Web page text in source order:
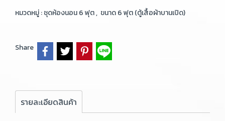
หมวดหมู่ :ชุดห้องนอน 6 ฟุต, ขนาด 6 ฟุต (ตู้เสื้อผ้าบานเปิด)
Share
รายละเอียดสินค้า